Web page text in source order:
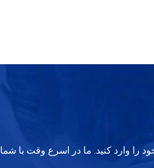
را وارد کنید. ما در اسرع وقت با شما